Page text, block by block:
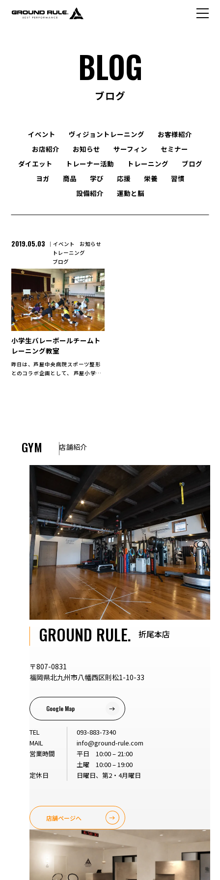
BLOG
ブログ
イベント ヴィジョントレーニング
お客様紹介
お店紹介
お知らせ サーフィン
セミナー
ダイエット
トレーナー活動 トレーニング
ブログ
ヨガ
商品 学び 応援 栄養
習慣
設備紹介
運動と脳
2019.05.03 イベント
お知らせ
トレーニング
ブログ
小学生バレーボールチームト
レーニング教室
昨日は、芦屋中央病院スポーツ整形
とのコラボ企画として、 芦屋小学校
GYM 店舗紹介
GROUND RULE. 折尾本店
〒807-0831
福岡県北九州市八幡西区則松1-10-33
Google Map
TEL
093-883-7340
MAIL
info@ground-rule.com
営業時間
平日 10:00 – 21:00
土曜 10:00 – 19:00
定休日
日曜日、第2・4月曜日
店舗ページへ